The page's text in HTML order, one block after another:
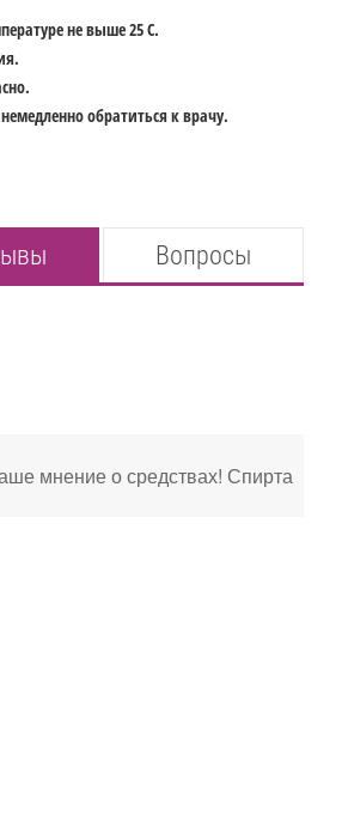
не выше 25 С.
обратиться к врачу.
Вопросы
мнение о средствах! Спирта